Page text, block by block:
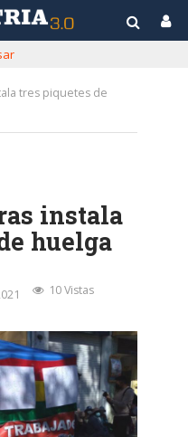
tres piquetes de
instala
huelga
10 Vistas